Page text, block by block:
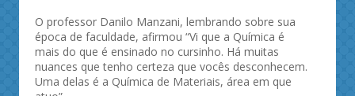
O professor Danilo Manzani, lembrando sobre sua
época de faculdade, afirmou “Vi que a Química é
mais do que é ensinado no cursinho. Há muitas
nuances que tenho certeza que vocês desconhecem.
Uma delas é a Química de Materiais, área em que